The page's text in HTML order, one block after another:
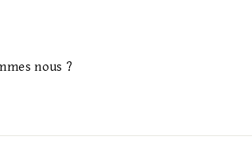
nous ?